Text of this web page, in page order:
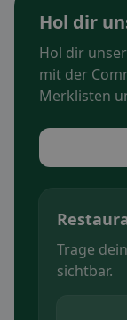
Hol dir
Hol dir
mit der
Merklisten
Trage
sichtbar.